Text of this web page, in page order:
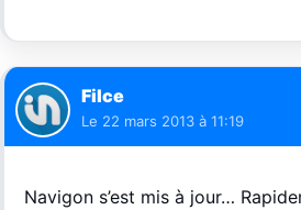
Filce
Le 22 mars 2013 à 11:19
Navigon s’est mis à jour…